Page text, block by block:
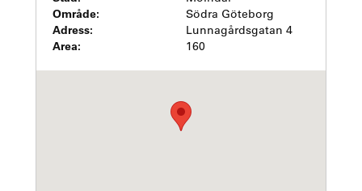
Område: Södra Göteborg
Adress: Lunnagårdsgatan 4
Area: 160